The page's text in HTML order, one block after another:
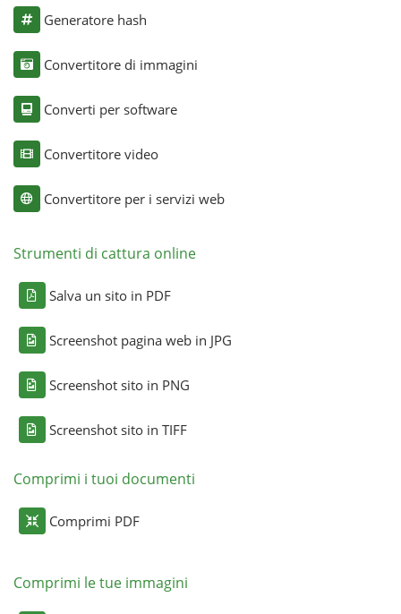
Generatore hash
Convertitore di immagini
Converti per software
Convertitore video
Convertitore per i servizi web
Strumenti di cattura online
Salva un sito in PDF
Screenshot pagina web in JPG
Screenshot sito in PNG
Screenshot sito in TIFF
Comprimi i tuoi documenti
Comprimi PDF
Comprimi le tue immagini